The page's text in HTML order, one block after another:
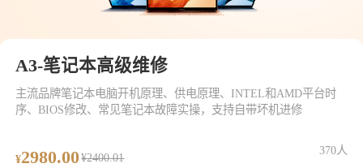
A3-笔记本高级维修
主流品牌笔记本电脑开机原理、供电原理、INTEL和AMD平台时
序、BIOS修改、常见笔记本故障实操，支持自带坏机进修
¥2980.00¥2400.01
370人